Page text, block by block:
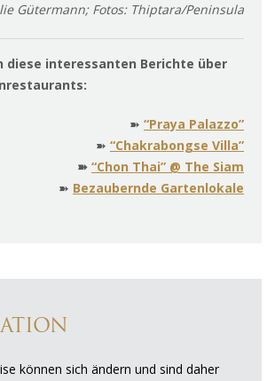
Gütermann; Fotos: Thiptara/Peninsula
diese interessanten Berichte über
➽ “Praya Palazzo”
➽ “Chakrabongse Villa”
➽ “Chon Thai” @ The Siam
➽ Bezaubernde Gartenlokale
können sich ändern und sind daher